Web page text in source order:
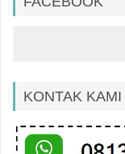
KONTAK KAMI